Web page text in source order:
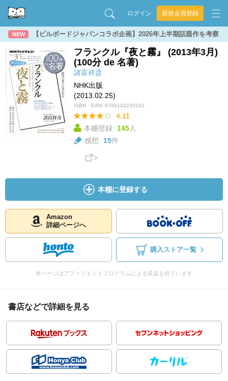
ログイン 新規会員登録
NEW 【ビルボードジャパンコラボ企画】2026年上半期話題作を考察
フランクル『夜と霧』 (2013年3月)
(100分 de 名著)
諸富祥彦
NHK出版
(2013.02.25)
ISBN・EAN: 9784142230242
4.11
本棚登録: 145人
感想: 15件
本棚に登録する
Amazon
詳細ページへ
購入ストア一覧
本ページはアフィリエイトプログラムによる収益を得ています
書店などで詳細を見る